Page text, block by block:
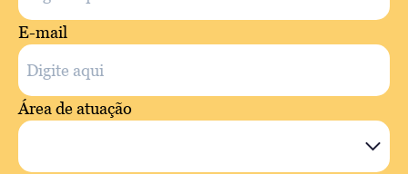
E-mail
Área de atuação